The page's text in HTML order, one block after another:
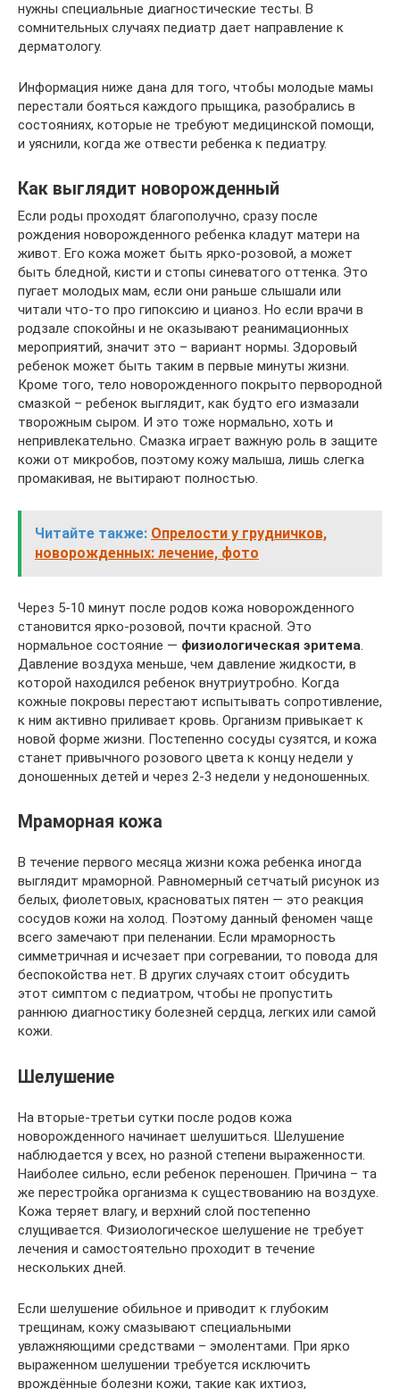
нужны специальные диагностические тесты. В
сомнительных случаях педиатр дает направление к
дерматологу.
Информация ниже дана для того, чтобы молодые мамы
перестали бояться каждого прыщика, разобрались в
состояниях, которые не требуют медицинской помощи,
и уяснили, когда же отвести ребенка к педиатру.
Как выглядит новорожденный
Если роды проходят благополучно, сразу после
рождения новорожденного ребенка кладут матери на
живот. Его кожа может быть ярко-розовой, а может
быть бледной, кисти и стопы синеватого оттенка. Это
пугает молодых мам, если они раньше слышали или
читали что-то про гипоксию и цианоз. Но если врачи в
родзале спокойны и не оказывают реанимационных
мероприятий, значит это – вариант нормы. Здоровый
ребенок может быть таким в первые минуты жизни.
Кроме того, тело новорожденного покрыто первородной
смазкой – ребенок выглядит, как будто его измазали
творожным сыром. И это тоже нормально, хоть и
непривлекательно. Смазка играет важную роль в защите
кожи от микробов, поэтому кожу малыша, лишь слегка
промакивая, не вытирают полностью.
Читайте также: Опрелости у грудничков,
новорожденных: лечение, фото
Через 5-10 минут после родов кожа новорожденного
становится ярко-розовой, почти красной. Это
нормальное состояние — физиологическая эритема.
Давление воздуха меньше, чем давление жидкости, в
которой находился ребенок внутриутробно. Когда
кожные покровы перестают испытывать сопротивление,
к ним активно приливает кровь. Организм привыкает к
новой форме жизни. Постепенно сосуды сузятся, и кожа
станет привычного розового цвета к концу недели у
доношенных детей и через 2-3 недели у недоношенных.
Мраморная кожа
В течение первого месяца жизни кожа ребенка иногда
выглядит мраморной. Равномерный сетчатый рисунок из
белых, фиолетовых, красноватых пятен — это реакция
сосудов кожи на холод. Поэтому данный феномен чаще
всего замечают при пеленании. Если мраморность
симметричная и исчезает при согревании, то повода для
беспокойства нет. В других случаях стоит обсудить
этот симптом с педиатром, чтобы не пропустить
раннюю диагностику болезней сердца, легких или самой
кожи.
Шелушение
На вторые-третьи сутки после родов кожа
новорожденного начинает шелушиться. Шелушение
наблюдается у всех, но разной степени выраженности.
Наиболее сильно, если ребенок переношен. Причина – та
же перестройка организма к существованию на воздухе.
Кожа теряет влагу, и верхний слой постепенно
слущивается. Физиологическое шелушение не требует
лечения и самостоятельно проходит в течение
нескольких дней.
Если шелушение обильное и приводит к глубоким
трещинам, кожу смазывают специальными
увлажняющими средствами – эмолентами. При ярко
выраженном шелушении требуется исключить
врождённые болезни кожи, такие как ихтиоз,